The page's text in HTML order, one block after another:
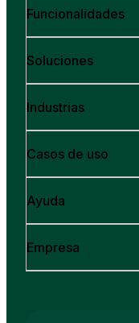
Funcionalidades
Soluciones
Industrias
Casos de uso
Ayuda
Empresa